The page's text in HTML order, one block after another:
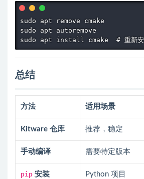
sudo apt remove cmake
sudo apt autoremove
sudo apt install cmake  # 重新安
总结
方法 适用场景
Kitware 仓库 推荐，稳定
手动编译 需要特定版本
pip 安装 Python 项目